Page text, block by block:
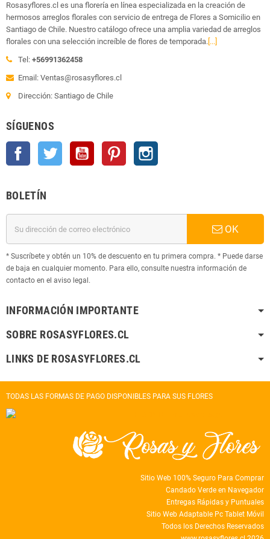
Rosasyflores.cl es una florería en línea especializada en la creación de
hermosos arreglos florales con servicio de entrega de Flores a Somicilio en
Santiago de Chile. Nuestro catálogo ofrece una amplia variedad de arreglos
florales con una selección increíble de flores de temporada. [...]
Tel: +56991362458
Email: Ventas@rosasyflores.cl
Dirección: Santiago de Chile
SÍGUENOS
Facebook Twitter YouTube Pinterest
BOLETÍN
OK
* Suscríbete y obtén un 10% de descuento en tu primera compra. * Puede darse
de baja en cualquier momento. Para ello, consulte nuestra información de
contacto en el aviso legal.
INFORMACIÓN IMPORTANTE
SOBRE ROSASYFLORES.CL
LINKS DE ROSASYFLORES.CL
TODAS LAS FORMAS DE PAGO DISPONIBLES PARA SUS FLORES
Sitio Web 100% Seguro Para Comprar
Candado Verde en Navegador
Entregas Rápidas y Puntuales
Sitio Web Adaptable Pc Tablet Móvil
Todos los Derechos Reservados